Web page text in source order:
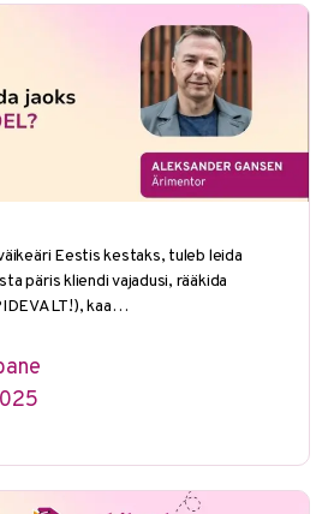
Eestis kestaks, tuleb leida
päris kliendi vajadusi, rääkida
kaa…